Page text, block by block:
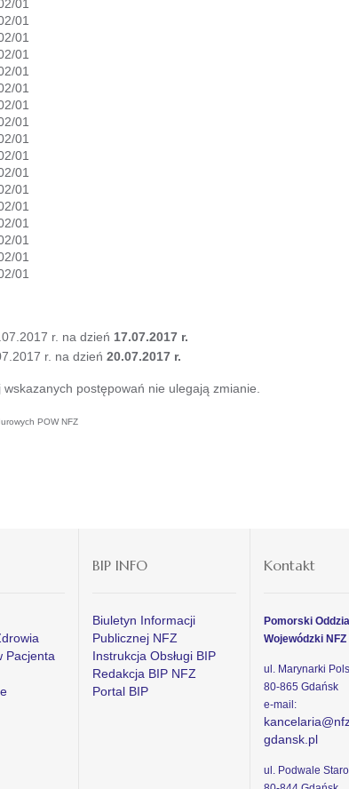
01
01
01
01
01
01
01
01
01
01
01
01
01
01
01
01
01
r. na dzień 17.07.2017 r.
r. na dzień 20.07.2017 r.
postępowań nie ulegają zmianie.
POW NFZ
Pacjenta
BIP INFO
Biuletyn Informacji
Publicznej NFZ
Instrukcja Obsługi BIP
Redakcja BIP NFZ
Portal BIP
Kontakt
Pomorski
Wojewódzki NFZ
ul. Marynarki
80-865 Gdańsk
e-mail:
gdansk.pl
ul. Podwale